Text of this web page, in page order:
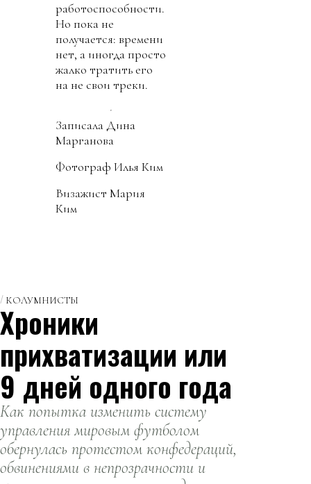
работоспособности.
Но пока не
получается: времени
нет, а иногда просто
жалко тратить его
на не свои треки.
Записала Дина
Марганова
Фотограф Илья Ким
Визажист Мария
Ким
КОЛУМНИСТЫ
Хроники
прихватизации или
9 дней одного года
Как попытка изменить систему
управления мировым футболом
обернулась протестом конфедераций,
обвинениями в непрозрачности и